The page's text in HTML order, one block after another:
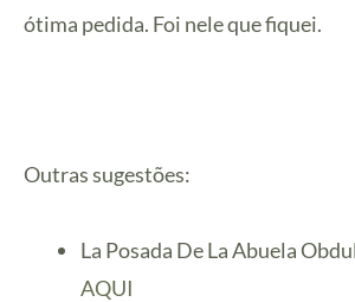
ótima pedida. Foi nele que fiquei.
Outras sugestões:
La Posada De La Abuela
AQUI